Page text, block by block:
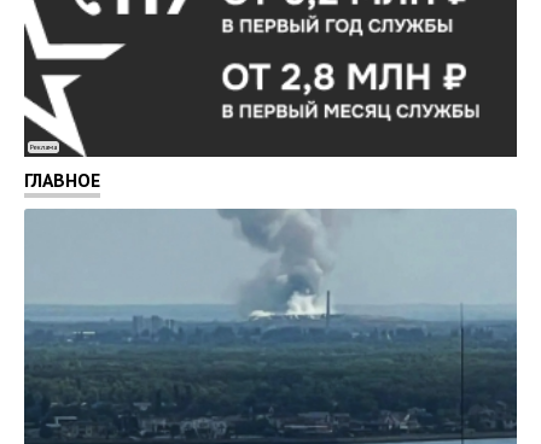
Реклама
ГЛАВНОЕ